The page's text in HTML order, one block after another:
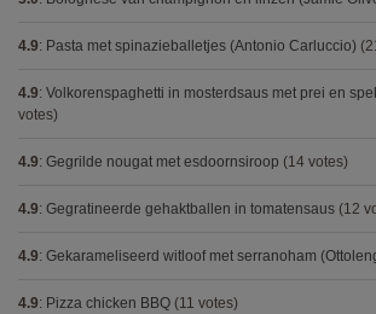
4.9: Pasta met spinazieballetjes (Antonio Carluccio)
4.9: Volkorenspaghetti in mosterdsaus met prei en
votes)
4.9: Gegrilde nougat met esdoornsiroop (14 votes)
4.9: Gegratineerde gehaktballen in tomatensaus (12
4.9: Gekarameliseerd witloof met serranoham
4.9: Pizza chicken BBQ (11 votes)